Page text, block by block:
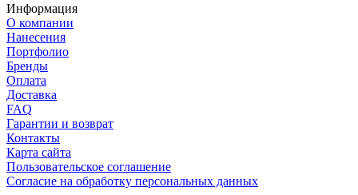
Информация
О компании
Нанесения
Портфолио
Бренды
Оплата
Доставка
FAQ
Гарантии и возврат
Контакты
Карта сайта
Пользовательское соглашение
Согласие на обработку персональных данных